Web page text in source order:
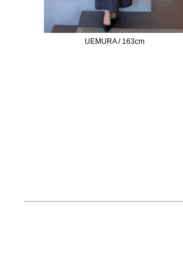
UEMURA / 163cm